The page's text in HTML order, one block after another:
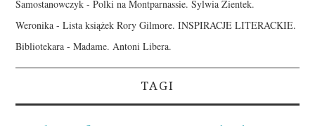
Samostanowczyk -Polki na Montparnassie. Sylwia Zientek.
Weronika -Lista książek Rory Gilmore. INSPIRACJE LITERACKIE.
Bibliotekara -Madame. Antoni Libera.
TAGI